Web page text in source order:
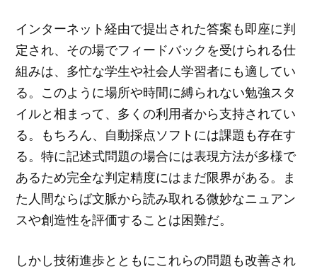
インターネット経由で提出された答案も即座に判
定され、その場でフィードバックを受けられる仕
組みは、多忙な学生や社会人学習者にも適してい
る。このように場所や時間に縛られない勉強スタ
イルと相まって、多くの利用者から支持されてい
る。もちろん、自動採点ソフトには課題も存在す
る。特に記述式問題の場合には表現方法が多様で
あるため完全な判定精度にはまだ限界がある。ま
た人間ならば文脈から読み取れる微妙なニュアン
スや創造性を評価することは困難だ。
しかし技術進歩とともにこれらの問題も改善され